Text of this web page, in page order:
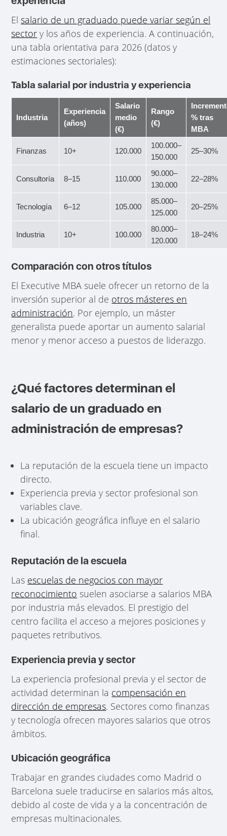
Elsalario de un graduado puede variar según el
sector y los años de experiencia. A continuación,
una tabla orientativa para 2026 (datos y
estimaciones sectoriales):
Tabla salarial por industria y experiencia
Industria
Experiencia
(años)
Salario
medio
(€)
Rango
(€)
% tras
MBA
Finanzas 10+ 120.000
100.000–
150.000
25–30%
Consultoría 8–15 110.000
90.000–
130.000
22–28%
Tecnología 6–12 105.000
85.000–
125.000
20–25%
Industria 10+ 100.000
80.000–
120.000
18–24%
Comparación con otros títulos
El Executive MBA suele ofrecer un retorno de la
inversión superior al de otros másteres en
administración. Por ejemplo, un máster
generalista puede aportar un aumento salarial
menor y menor acceso a puestos de liderazgo.
¿Qué factores determinan el
salario de un graduado en
administración de empresas?
La reputación de la escuela tiene un impacto
directo.
Experiencia previa y sector profesional son
variables clave.
La ubicación geográfica influye en el salario
final.
Reputación de la escuela
Las escuelas de negocios con mayor
reconocimiento suelen asociarse a salarios MBA
por industria más elevados. El prestigio del
centro facilita el acceso a mejores posiciones y
paquetes retributivos.
Experiencia previa y sector
La experiencia profesional previa y el sector de
actividad determinan la compensación en
dirección de empresas. Sectores como finanzas
y tecnología ofrecen mayores salarios que otros
ámbitos.
Ubicación geográfica
Trabajar en grandes ciudades como Madrid o
Barcelona suele traducirse en salarios más altos,
debido al coste de vida y a la concentración de
empresas multinacionales.